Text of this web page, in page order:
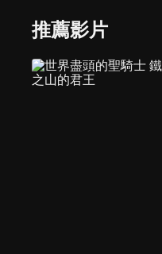
推薦影片